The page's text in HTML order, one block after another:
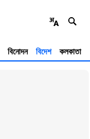
বিনোদন বিদেশ কলকাতা